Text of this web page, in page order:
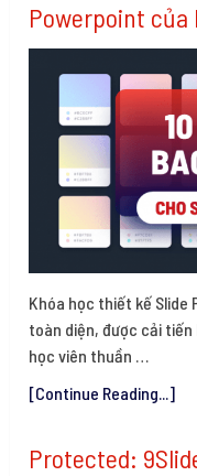
Powerpoint của
Khóa học thiết kế Slide
toàn diện, được cải
học viên thuần …
[Continue Reading...]
Protected: